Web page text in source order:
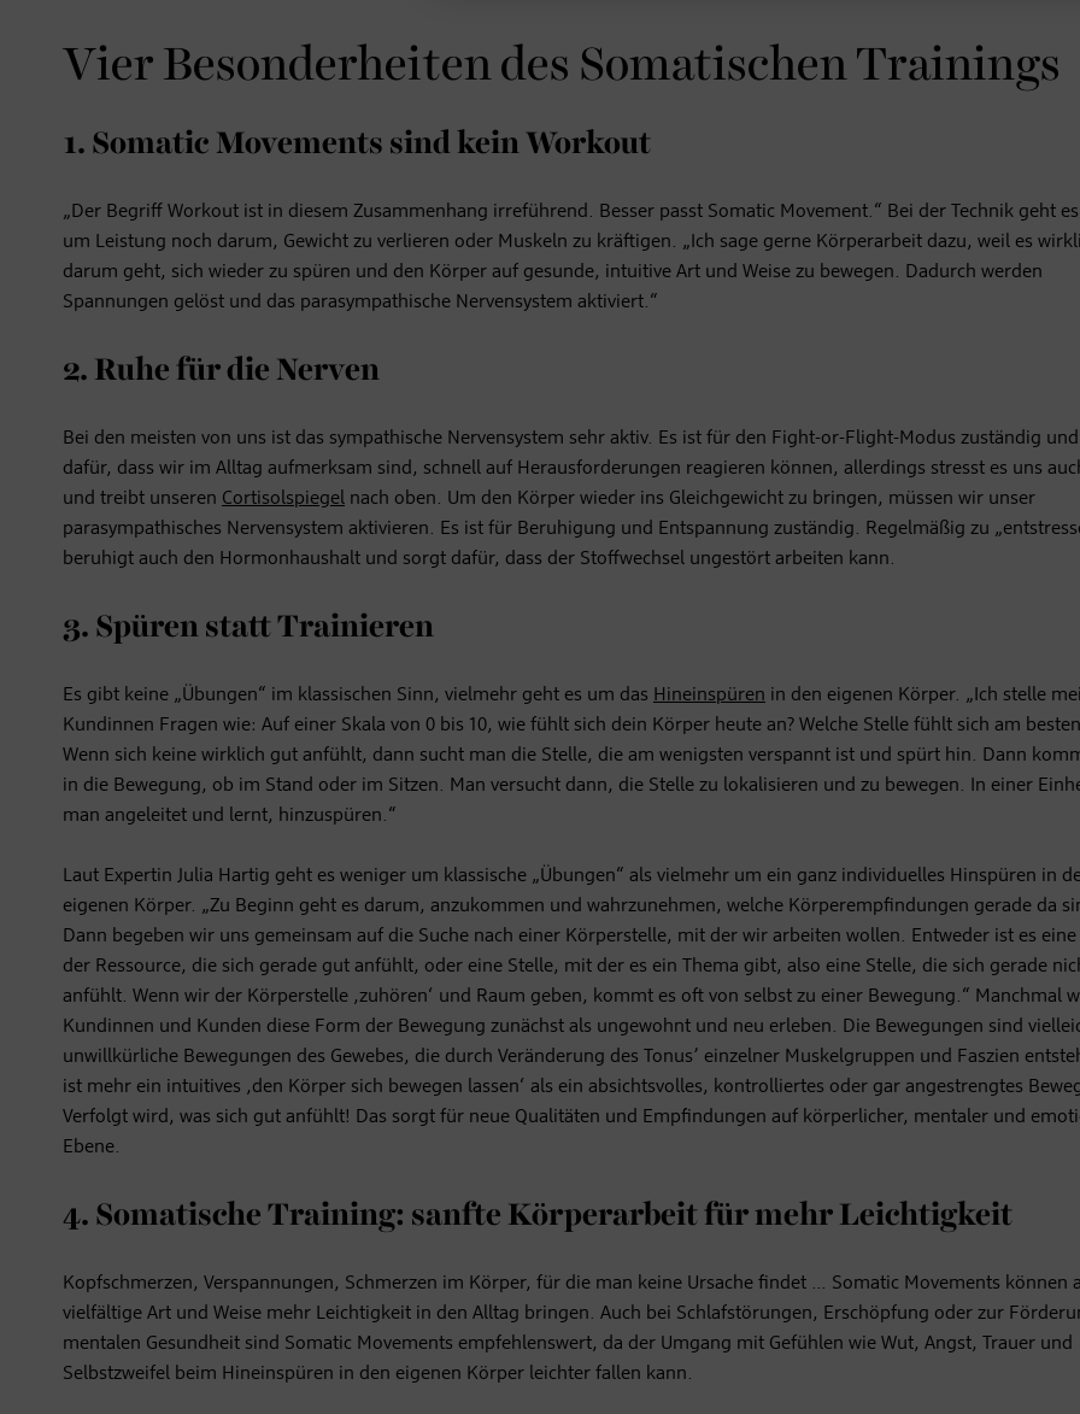
Vier Besonderheiten des Somatischen Trainings
1. Somatic Movements sind kein Workout
„Der Begriff Workout ist in diesem Zusammenhang irreführend. Besser passt Somatic Movement.“ Bei der Technik geht
um Leistung noch darum, Gewicht zu verlieren oder Muskeln zu kräftigen. „Ich sage gerne Körperarbeit dazu, weil es
darum geht, sich wieder zu spüren und den Körper auf gesunde, intuitive Art und Weise zu bewegen. Dadurch werden
Spannungen gelöst und das parasympathische Nervensystem aktiviert.“
2. Ruhe für die Nerven
Bei den meisten von uns ist das sympathische Nervensystem sehr aktiv. Es ist für den Fight-or-Flight-Modus zuständig
dafür, dass wir im Alltag aufmerksam sind, schnell auf Herausforderungen reagieren können, allerdings stresst es uns
und treibt unseren Cortisolspiegel nach oben. Um den Körper wieder ins Gleichgewicht zu bringen, müssen wir unser
parasympathisches Nervensystem aktivieren. Es ist für Beruhigung und Entspannung zuständig. Regelmäßig zu
beruhigt auch den Hormonhaushalt und sorgt dafür, dass der Stoffwechsel ungestört arbeiten kann.
3. Spüren statt Trainieren
Es gibt keine „Übungen“ im klassischen Sinn, vielmehr geht es um das Hineinspüren in den eigenen Körper. „Ich stelle
Kundinnen Fragen wie: Auf einer Skala von 0 bis 10, wie fühlt sich dein Körper heute an? Welche Stelle fühlt sich am
Wenn sich keine wirklich gut anfühlt, dann sucht man die Stelle, die am wenigsten verspannt ist und spürt hin. Dann
in die Bewegung, ob im Stand oder im Sitzen. Man versucht dann, die Stelle zu lokalisieren und zu bewegen. In einer
man angeleitet und lernt, hinzuspüren.“
Laut Expertin Julia Hartig geht es weniger um klassische „Übungen“ als vielmehr um ein ganz individuelles Hinspüren in
eigenen Körper. „Zu Beginn geht es darum, anzukommen und wahrzunehmen, welche Körperempfindungen gerade da
Dann begeben wir uns gemeinsam auf die Suche nach einer Körperstelle, mit der wir arbeiten wollen. Entweder ist es eine
der Ressource, die sich gerade gut anfühlt, oder eine Stelle, mit der es ein Thema gibt, also eine Stelle, die sich gerade
anfühlt. Wenn wir der Körperstelle ,zuhören‘ und Raum geben, kommt es oft von selbst zu einer Bewegung.“ Manchmal
Kundinnen und Kunden diese Form der Bewegung zunächst als ungewohnt und neu erleben. Die Bewegungen sind
unwillkürliche Bewegungen des Gewebes, die durch Veränderung des Tonus’ einzelner Muskelgruppen und Faszien
ist mehr ein intuitives ,den Körper sich bewegen lassen‘ als ein absichtsvolles, kontrolliertes oder gar angestrengtes
Verfolgt wird, was sich gut anfühlt! Das sorgt für neue Qualitäten und Empfindungen auf körperlicher, mentaler und
Ebene.
4. Somatische Training: sanfte Körperarbeit für mehr Leichtigkeit
Kopfschmerzen, Verspannungen, Schmerzen im Körper, für die man keine Ursache findet … Somatic Movements können
vielfältige Art und Weise mehr Leichtigkeit in den Alltag bringen. Auch bei Schlafstörungen, Erschöpfung oder zur
mentalen Gesundheit sind Somatic Movements empfehlenswert, da der Umgang mit Gefühlen wie Wut, Angst, Trauer und
Selbstzweifel beim Hineinspüren in den eigenen Körper leichter fallen kann.